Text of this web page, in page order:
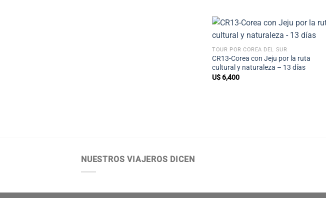
TOUR POR COREA DEL SUR
CR13-Corea con Jeju por la ruta
cultural y naturaleza – 13 días
U$6,400
NUESTROS VIAJEROS DICEN